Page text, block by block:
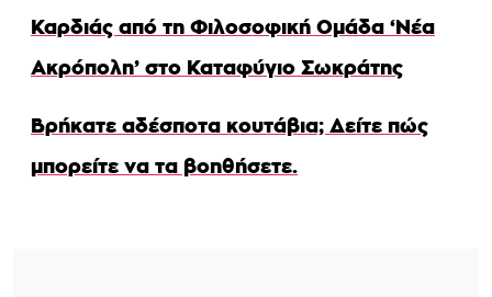
Καρδιάς από τη Φιλοσοφική Ομάδα ‘Νέα
Ακρόπολη’ στο Καταφύγιο Σωκράτης
Βρήκατε αδέσποτα κουτάβια; Δείτε πώς
μπορείτε να τα βοηθήσετε.